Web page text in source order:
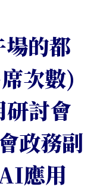
的都
次數)
討會
政務副
應用